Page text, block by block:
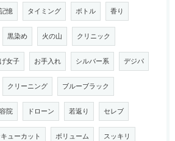
憶 タイミング ボトル 香り
黒染め 火の山 クリニック
女子 お手入れ シルバー系 デジパ
クリーニング ブルーブラック
院 ドローン 若返り セレブ
ューカット ボリューム スッキリ